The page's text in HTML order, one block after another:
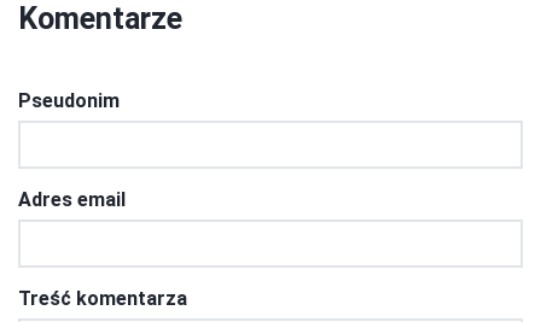
Komentarze
Pseudonim
Adres email
Treść komentarza